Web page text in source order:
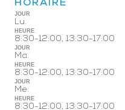
HORAIRE
JOUR
Lu.
HEURE
8:30-12:00, 13:30-17:00
JOUR
Ma.
HEURE
8:30-12:00, 13:30-17:00
JOUR
Me.
HEURE
8:30-12:00, 13:30-17:00